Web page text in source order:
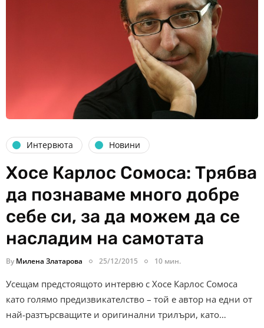
Интервюта Новини
Хосе Карлос Сомоса: Трябва
да познаваме много добре
себе си, за да можем да се
насладим на самотата
By Милена Златарова 25/12/2015 10 мин.
Усещам предстоящото интервю с Хосе Карлос Сомоса
като голямо предизвикателство – той е автор на едни от
най-разтърсващите и оригинални трилъри, като…